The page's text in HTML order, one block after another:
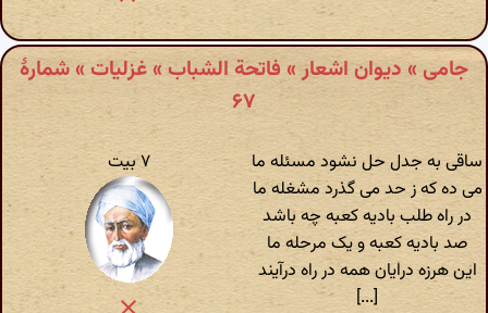
جامی » دیوان اشعار » فاتحة الشباب » غزلیات » شمارهٔ
۶۷
ساقی به جدل حل نشود مسئله ما
می ده که ز حد می گذرد مشغله ما
در راه طلب بادیه کعبه چه باشد
صد بادیه کعبه و یک مرحله ما
این هرزه درایان همه در راه درآیند
[...]
۷ بیت